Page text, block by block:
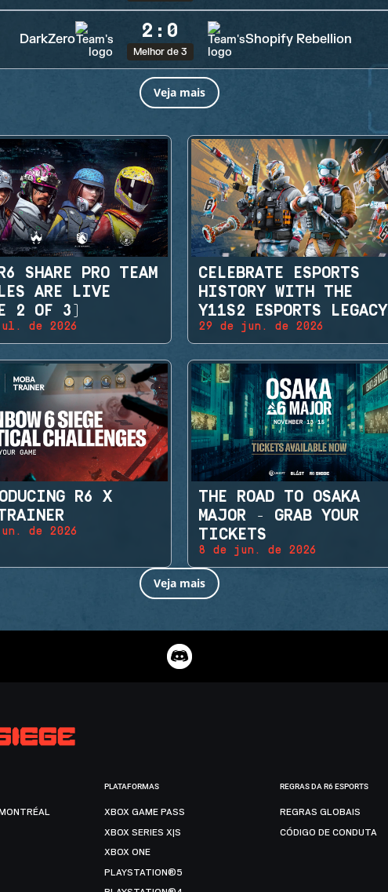
DarkZero 2 : 0
Melhor de 3
Shopify Rebellion
Veja mais
SHARE PRO TEAM
ARE LIVE
2 OF 3)
de 2026
CELEBRATE ESPORTS
HISTORY WITH THE
Y11S2 ESPORTS LEGACY
SETS
29 de jun. de 2026
R6 X
de 2026
THE ROAD TO OSAKA
MAJOR - GRAB YOUR
TICKETS
8 de jun. de 2026
Veja mais
PLATAFORMAS
XBOX GAME PASS
XBOX SERIES X|S
XBOX ONE
PLAYSTATION®5
REGRAS DA R6 ESPORTS
REGRAS GLOBAIS
CÓDIGO DE CONDUTA